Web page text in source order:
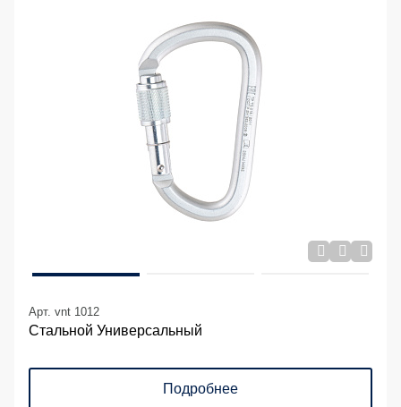
Арт. vnt 1012
Стальной Универсальный
Подробнее